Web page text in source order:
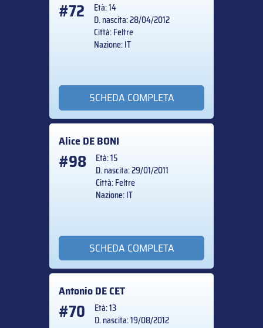
#72
Età: 14
D. nascita: 28/04/2012
Città: Feltre
Nazione: IT
SCHEDA COMPLETA
AliceDE BONI
#98
Età: 15
D. nascita: 29/01/2011
Città: Feltre
Nazione: IT
SCHEDA COMPLETA
AntonioDE CET
#70
Età: 13
D. nascita: 19/08/2012